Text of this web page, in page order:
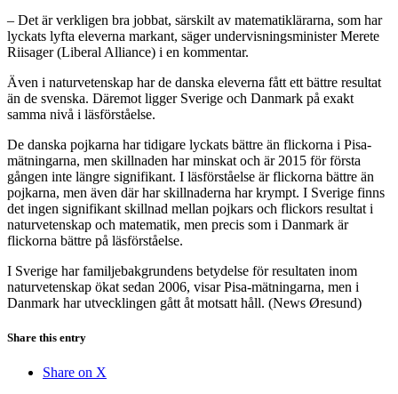
– Det är verkligen bra jobbat, särskilt av matematiklärarna, som har
lyckats lyfta eleverna markant, säger undervisningsminister Merete
Riisager (Liberal Alliance) i en kommentar.
Även i naturvetenskap har de danska eleverna fått ett bättre resultat
än de svenska. Däremot ligger Sverige och Danmark på exakt
samma nivå i läsförståelse.
De danska pojkarna har tidigare lyckats bättre än flickorna i Pisa-
mätningarna, men skillnaden har minskat och är 2015 för första
gången inte längre signifikant. I läsförståelse är flickorna bättre än
pojkarna, men även där har skillnaderna har krympt. I Sverige finns
det ingen signifikant skillnad mellan pojkars och flickors resultat i
naturvetenskap och matematik, men precis som i Danmark är
flickorna bättre på läsförståelse.
I Sverige har familjebakgrundens betydelse för resultaten inom
naturvetenskap ökat sedan 2006, visar Pisa-mätningarna, men i
Danmark har utvecklingen gått åt motsatt håll. (News Øresund)
Share this entry
Share on X